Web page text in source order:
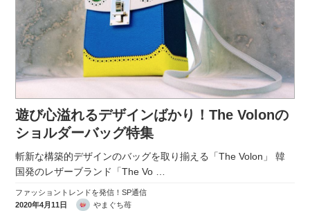
遊び心溢れるデザインばかり！The Volonの
ショルダーバッグ特集
斬新な構築的デザインのバッグを取り揃える「The Volon」 韓
国発のレザーブランド「The Vo
ファッショントレンドを発信！SP通信
2020年4月11日
やまぐち苺